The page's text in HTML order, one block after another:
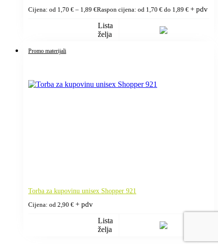
Cijena: od 1,70 € – 1,89 €Raspon cijena: od 1,70 € do 1,89 € + pdv
Lista
želja
Promo materijali
Torba za kupovinu unisex Shopper 921
Cijena: od 2,90 € + pdv
Lista
želja